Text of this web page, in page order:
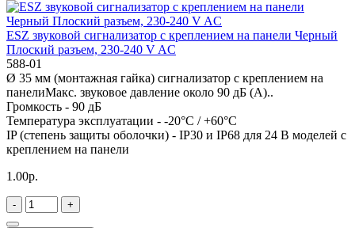
ESZ звуковой сигнализатор с креплением на панели Черный
Плоский разъем, 230-240 V AC
588-01
Ø 35 мм (монтажная гайка) сигнализатор с креплением на
панелиМакс. звуковое давление около 90 дБ (A)..
Громкость - 90 дБ
Температура эксплуатации - -20°C / +60°C
IP (степень защиты оболочки) - IP30 и IP68 для 24 В моделей с
креплением на панели
1.00р.
- +